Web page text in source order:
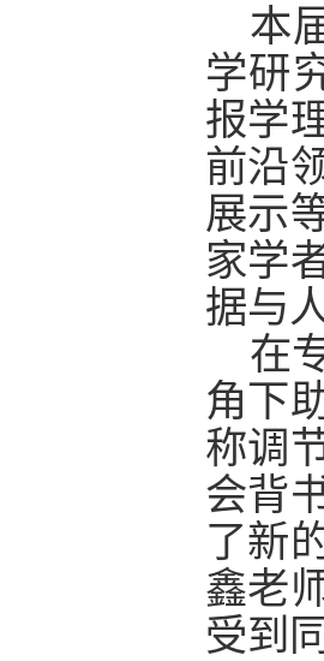
本
学研
报学
前沿
展示
家学
据与
在
角下
称调
会背
了新
鑫老
受到